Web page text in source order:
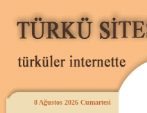
8 Ağustos 2026 Cumartesi